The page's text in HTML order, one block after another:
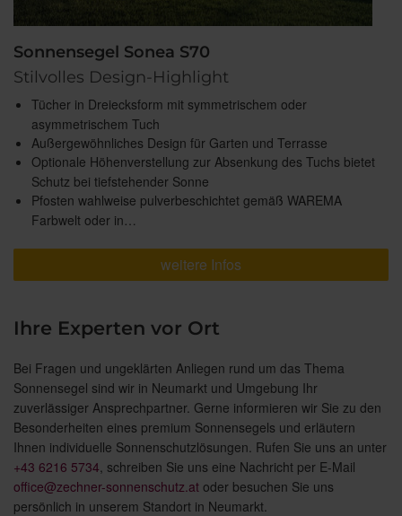
Sonnensegel Sonea S70
Stilvolles Design-Highlight
Tücher in Dreiecksform mit symmetrischem oder
asymmetrischem Tuch
Außergewöhnliches Design für Garten und Terrasse
Optionale Höhenverstellung zur Absenkung des Tuchs bietet
Schutz bei tiefstehender Sonne
Pfosten wahlweise pulverbeschichtet gemäß WAREMA
Farbwelt oder in…
weitere Infos
Ihre Experten vor Ort
Bei Fragen und ungeklärten Anliegen rund um das Thema
Sonnensegel sind wir in Neumarkt und Umgebung Ihr
zuverlässiger Ansprechpartner. Gerne informieren wir Sie zu den
Besonderheiten eines premium Sonnensegels und erläutern
Ihnen individuelle Sonnenschutzlösungen. Rufen Sie uns an unter
+43 6216 5734 , schreiben Sie uns eine Nachricht per E-Mail
office@zechner-sonnenschutz.at oder besuchen Sie uns
persönlich in unserem Standort in Neumarkt.